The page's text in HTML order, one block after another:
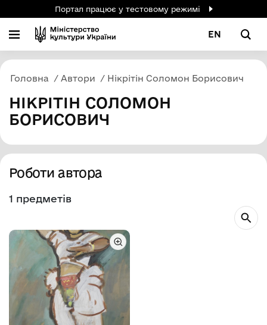
Портал працює у тестовому режимі
EN
Головна Автори Нікрітін Соломон Борисович
НІКРІТІН СОЛОМОН
БОРИСОВИЧ
Роботи автора
1 предметів